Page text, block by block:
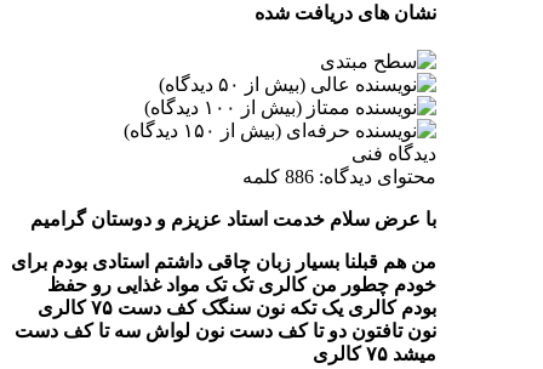
نشان های دریافت شده
دیدگاه فنی
محتوای دیدگاه: 886 کلمه
با عرض سلام خدمت استاد عزیزم و دوستان گرامیم
من هم قبلنا بسیار زبان چاقی داشتم استادی بودم برای
خودم چطور من کالری تک تک مواد غذایی رو حفظ
بودم کالری یک تکه نون سنگک کف دست ۷۵ کالری
نون تافتون دو تا کف دست نون لواش سه تا کف دست
میشد ۷۵ کالری